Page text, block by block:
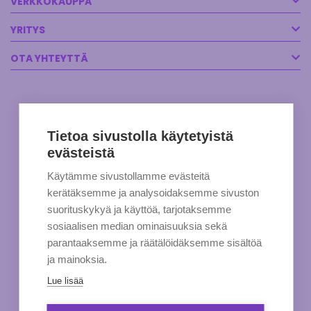
YRITYS
OTA YHTEYTTÄ
Tietoa sivustolla käytetyistä
evästeistä
Käytämme sivustollamme evästeitä
kerätäksemme ja analysoidaksemme sivuston
suorituskykyä ja käyttöä, tarjotaksemme
sosiaalisen median ominaisuuksia sekä
parantaaksemme ja räätälöidäksemme sisältöä
ja mainoksia.
Lue lisää